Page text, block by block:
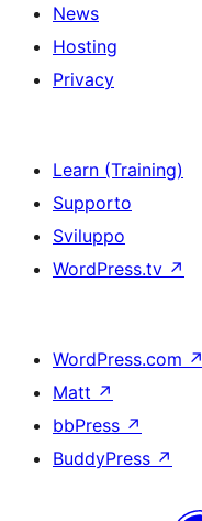
News
Hosting
Privacy
Learn (Training)
Supporto
Sviluppo
WordPress.tv ↗
WordPress.com ↗
Matt ↗
bbPress ↗
BuddyPress ↗